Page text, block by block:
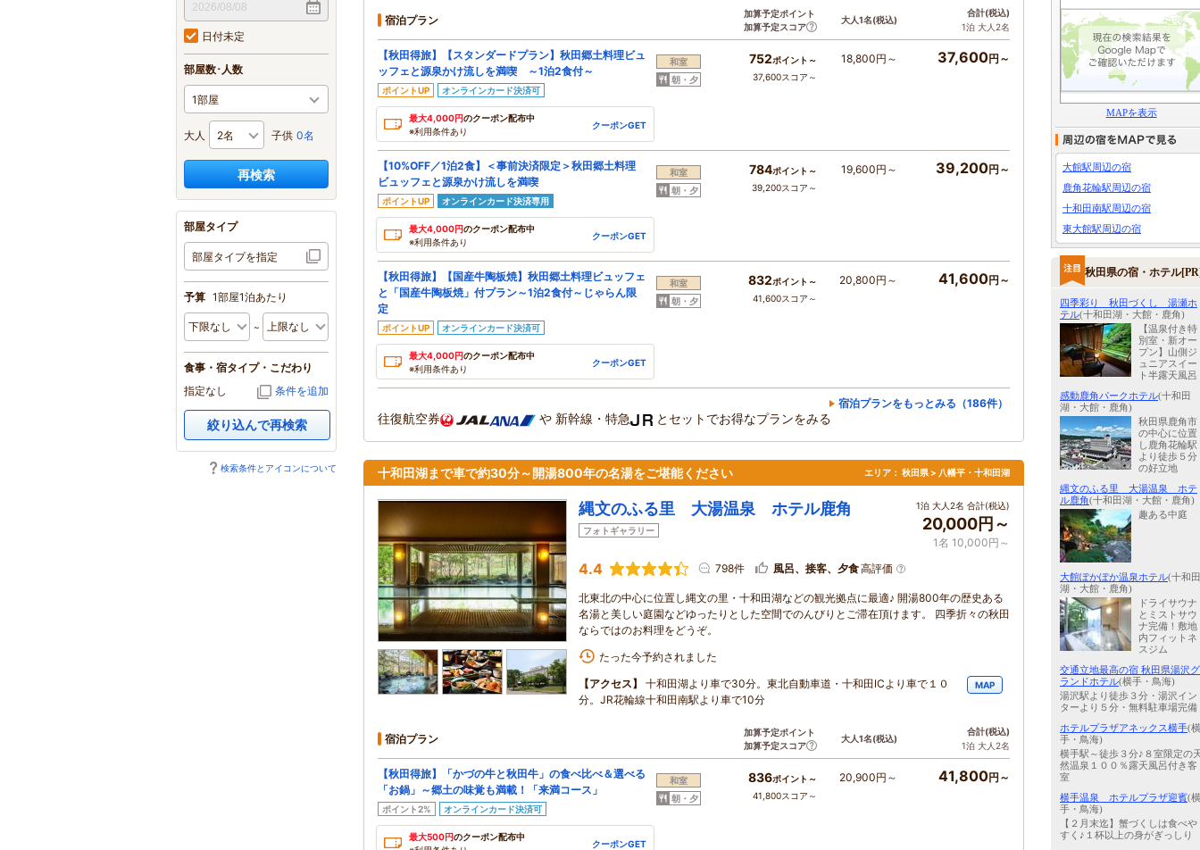
日付未定
部屋数･人数
大人 子供 0名
再検索
部屋タイプ
部屋タイプを指定
予算 1部屋1泊あたり
食事・宿タイプ・こだわり
指定なし
条件を追加
絞り込んで再検索
検索条件とアイコンについて
宿泊プラン
加算予定ポイント
加算予定スコア
大人1名(税込)
合計(税込)
1泊 大人2名
【秋田得旅】【スタンダードプラン】秋田郷土料理ビュ
ッフェと源泉かけ流しを満喫 ～1泊2食付～
ポイントUP オンラインカード決済可
最大4,000円のクーポン配布中
※利用条件あり
クーポンGET
和室
朝・夕
752ポイント～
37,600スコア～
18,800円～ 37,600円～
【10%OFF／1泊2食】＜事前決済限定＞秋田郷土料理
ビュッフェと源泉かけ流しを満喫
ポイントUP オンラインカード決済専用
最大4,000円のクーポン配布中
※利用条件あり
クーポンGET
和室
朝・夕
784ポイント～
39,200スコア～
19,600円～ 39,200円～
【秋田得旅】【国産牛陶板焼】秋田郷土料理ビュッフェ
と「国産牛陶板焼」付プラン～1泊2食付～じゃらん限
定
ポイントUP オンラインカード決済可
最大4,000円のクーポン配布中
※利用条件あり
クーポンGET
和室
朝・夕
832ポイント～
41,600スコア～
20,800円～ 41,600円～
宿泊プランをもっとみる（186件）
往復航空券 や 新幹線・特急 とセットでお得なプランをみる
十和田湖まで車で約30分～開湯800年の名湯をご堪能ください エリア： 秋田県 > 八幡平・十和田湖
縄文のふる里 大湯温泉 ホテル鹿角
フォトギャラリー
1泊 大人2名 合計(税込)
20,000円～
1名 10,000円～
4.4 798件 風呂、接客、夕食高評価
北東北の中心に位置し縄文の里・十和田湖などの観光拠点に最適♪ 開湯800年の歴史ある
名湯と美しい庭園などゆったりとした空間でのんびりとご滞在頂けます。 四季折々の秋田
ならではのお料理をどうぞ。
たった今予約されました
【アクセス】
十和田湖より車で30分。東北自動車道・十和田ICより車で１０
分。JR花輪線十和田南駅より車で10分
MAP
宿泊プラン
加算予定ポイント
加算予定スコア
大人1名(税込)
合計(税込)
1泊 大人2名
【秋田得旅】「かづの牛と秋田牛」の食べ比べ＆選べる
「お鍋」～郷土の味覚も満載！「来満コース」
ポイント2% オンラインカード決済可
最大500円のクーポン配布中
クーポンGET
和室
朝・夕
836ポイント～
41,800スコア～
20,900円～ 41,800円～
MAPを表示
大館駅周辺の宿
鹿角花輪駅周辺の宿
十和田南駅周辺の宿
東大館駅周辺の宿
秋田県の宿・ホテル
四季彩り 秋田づくし 湯瀬ホ
テル(十和田湖・大館・鹿角)
【温泉付き特
別室・新オー
プン】山側ジ
ュニアスイー
ト半露天風呂
感動鹿角パークホテル(十和田
湖・大館・鹿角)
秋田県鹿角市
の中心に位置
し鹿角花輪駅
より徒歩５分
の好立地
縄文のふる里 大湯温泉 ホテ
ル鹿角(十和田湖・大館・鹿角)
趣ある中庭
大館ぽかぽか温泉ホテル(十和田
湖・大館・鹿角)
ドライサウナ
とミストサウ
ナ完備！敷地
内フィットネ
スジム
交通立地最高の宿 秋田県湯沢グ
ランドホテル(横手・鳥海)
湯沢駅より徒歩３分・湯沢イン
ターより５分・無料駐車場完備
ホテルプラザアネックス横手(横
手・鳥海)
横手駅～徒歩３分♪８室限定の
然温泉１００％露天風呂付き客
室
横手温泉 ホテルプラザ迎賓(横
手・鳥海)
【２月末迄】蟹づくしは食べや
すく♪１杯以上の身がぎっしり